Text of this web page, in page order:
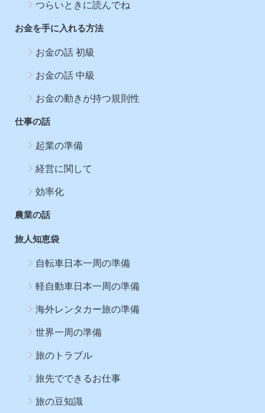
つらいときに読んでね
お金を手に入れる方法
お金の話 初級
お金の話 中級
お金の動きが持つ規則性
仕事の話
起業の準備
経営に関して
効率化
農業の話
旅人知恵袋
自転車日本一周の準備
軽自動車日本一周の準備
海外レンタカー旅の準備
世界一周の準備
旅のトラブル
旅先でできるお仕事
旅の豆知識